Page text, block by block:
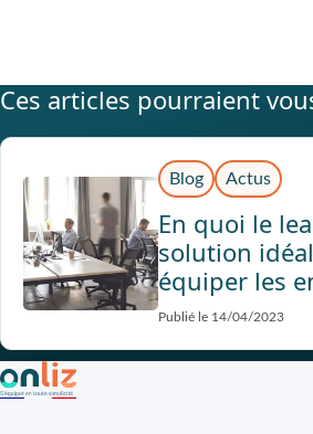
Ces articles pourraient
Blog Actus
En quoi le
solution
équiper les
Publié le 14/04/2023